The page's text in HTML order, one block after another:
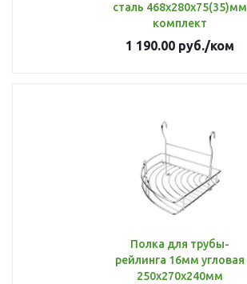
сталь 468х280х75(35)мм
комплект
1 190.00руб./ком
Полка для трубы-
рейлинга 16мм угловая
250x270x240мм